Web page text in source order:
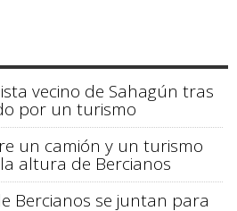
vecino de Sahagún tras
por un turismo
un camión y un turismo
altura de Bercianos
Bercianos se juntan para